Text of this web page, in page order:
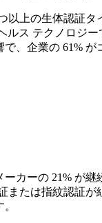
上の生体認証
ス テクノロジ
、企業の 61%
カーの 21% が
たは指紋認証